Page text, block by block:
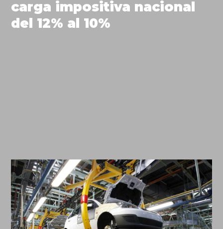
carga impositiva nacional
del 12% al 10%